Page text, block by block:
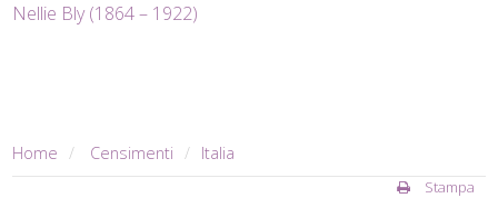
Nellie Bly (1864 – 1922)
Home Censimenti Italia
Stampa